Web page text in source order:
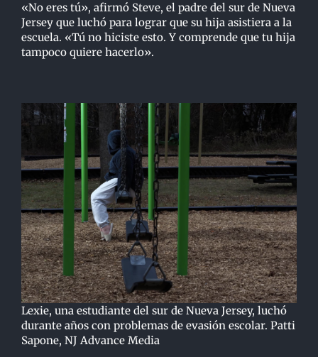
«No eres tú», afirmó Steve, el padre del sur de Nueva
Jersey que luchó para lograr que su hija asistiera a la
escuela. «Tú no hiciste esto. Y comprende que tu hija
tampoco quiere hacerlo».
Lexie, una estudiante del sur de Nueva Jersey, luchó
durante años con problemas de evasión escolar. Patti
Sapone, NJ Advance Media